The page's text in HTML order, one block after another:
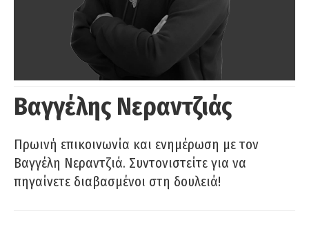
Βαγγέλης Νεραντζιάς
Πρωινή επικοινωνία και ενημέρωση με τον
Βαγγέλη Νεραντζιά. Συντονιστείτε για να
πηγαίνετε διαβασμένοι στη δουλειά!